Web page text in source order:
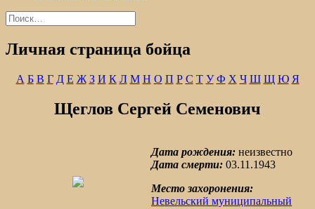
Найти:
Личная страница бойца
А Б В Г Д Е Ж З И К Л М Н О П Р С Т У Ф Х Ч Ш Щ Ю Я
Щеглов Сергей Семенович
Дата рождения: неизвестно
Дата смерти: 03.11.1943
Место захоронения:
Невельский муниципальный